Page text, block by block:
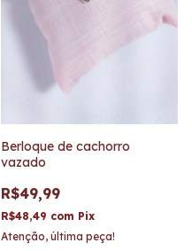
Berloque de cachorro
vazado
R$49,99
R$48,49 com Pix
Atenção, última peça!